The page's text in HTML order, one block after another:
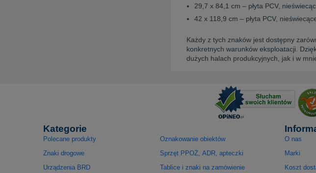
29,7 x 84,1 cm – płyta PCV,
42 x 118,9 cm – płyta PCV,
Każdy z tych znaków jest dostępny
konkretnych warunków eksploatacji.
dużych halach produkcyjnych, jak i w
Kategorie
Polecane produkty
Znaki drogowe
Urządzenia BRD
Oznakowanie obiektów
Sprzęt PPOŻ, ADR, apteczki
Tablice i znaki na zamówienie
O nas
Marki
Koszt